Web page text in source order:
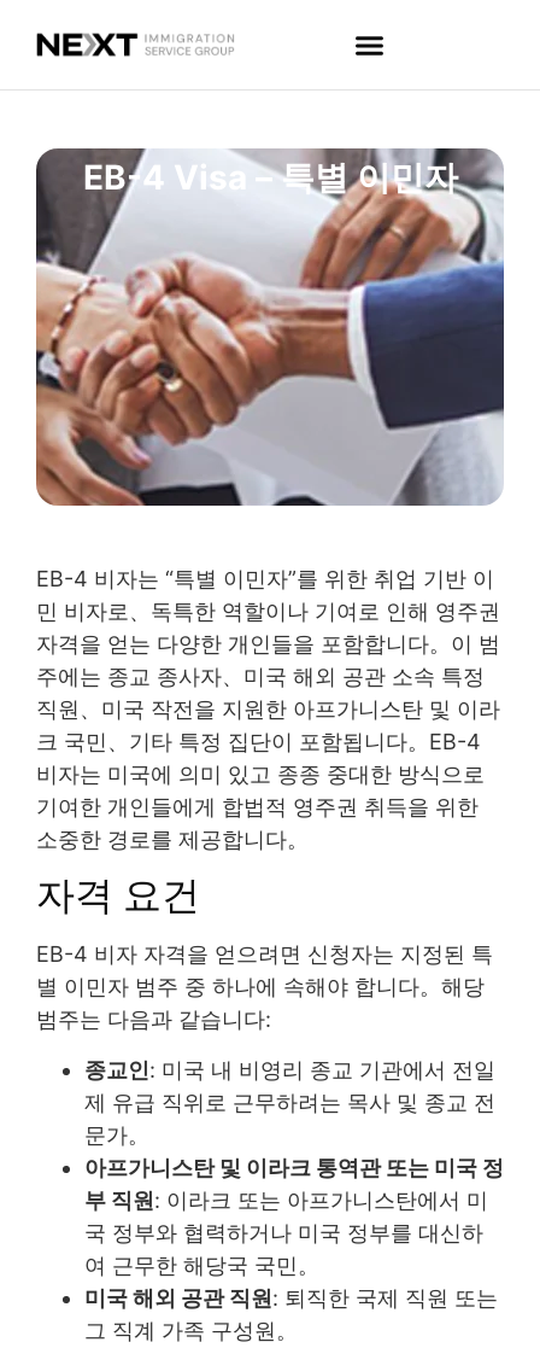
EB-4 Visa – 특별 이민자
EB-4 비자는 “특별 이민자”를 위한 취업 기반 이
민 비자로、독특한 역할이나 기여로 인해 영주권
자격을 얻는 다양한 개인들을 포함합니다。이 범
주에는 종교 종사자、미국 해외 공관 소속 특정
직원、미국 작전을 지원한 아프가니스탄 및 이라
크 국민、기타 특정 집단이 포함됩니다。EB-4
비자는 미국에 의미 있고 종종 중대한 방식으로
기여한 개인들에게 합법적 영주권 취득을 위한
소중한 경로를 제공합니다。
자격 요건
EB-4 비자 자격을 얻으려면 신청자는 지정된 특
별 이민자 범주 중 하나에 속해야 합니다。해당
범주는 다음과 같습니다:
종교인: 미국 내 비영리 종교 기관에서 전일
제 유급 직위로 근무하려는 목사 및 종교 전
문가。
아프가니스탄 및 이라크 통역관 또는 미국 정
부 직원: 이라크 또는 아프가니스탄에서 미
국 정부와 협력하거나 미국 정부를 대신하
여 근무한 해당국 국민。
미국 해외 공관 직원: 퇴직한 국제 직원 또는
그 직계 가족 구성원。